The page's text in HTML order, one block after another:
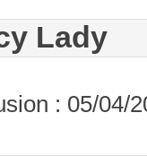
Lady
: 05/04/